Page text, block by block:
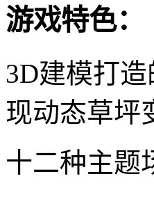
游戏特色：
3D建模打
现动态草坪
十二种主题